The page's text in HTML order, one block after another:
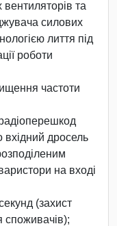
та
силових
лиття під
роботи
частоти
вхідний дросель
на вході
(захист
споживачів);